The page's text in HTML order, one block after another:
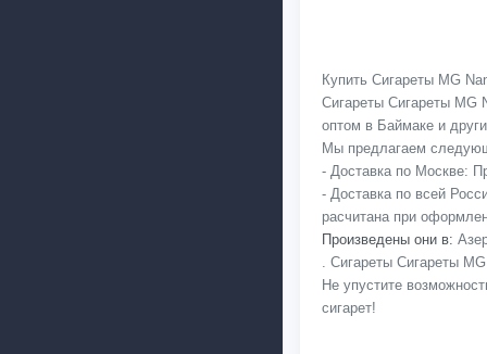
Купить Сигареты MG
Сигареты Сигареты MG
оптом в Баймаке и
Мы предлагаем
- Доставка по Москве:
- Доставка по всей
расчитана при
Произведены они в:
. Сигареты Сигареты
Не упустите
сигарет!